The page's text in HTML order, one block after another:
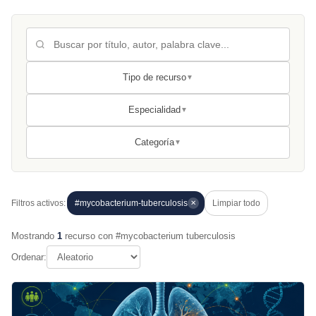
Tipo de recurso▼
Especialidad ▼
Categoría▼
Filtros activos: #mycobacterium-tuberculosis ✕ Limpiar todo
Mostrando 1 recurso con #mycobacterium tuberculosis
Ordenar: